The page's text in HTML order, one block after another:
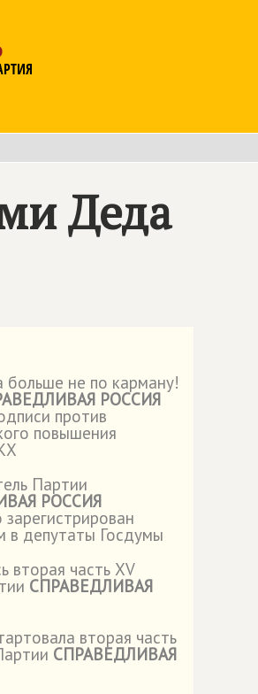
Деда
больше не по карману!
РОССИЯ
против
повышения
Партии
РОССИЯ
в депутаты Госдумы
вторая часть XV
СПРАВЕДЛИВАЯ
вторая часть
СПРАВЕДЛИВАЯ